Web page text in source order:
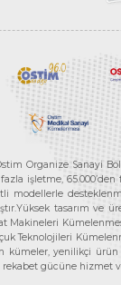
Organize Sanayi
işletme,
modellerle
tasarım
Makineleri
Teknolojileri
yenilikçi
rekabet gücüne hizmet